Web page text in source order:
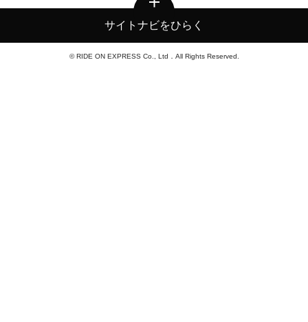
サイトナビをひらく
© RIDE ON EXPRESS Co., Ltd．All Rights Reserved.